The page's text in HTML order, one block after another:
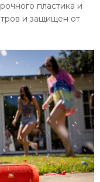
пластика и
и защищен от